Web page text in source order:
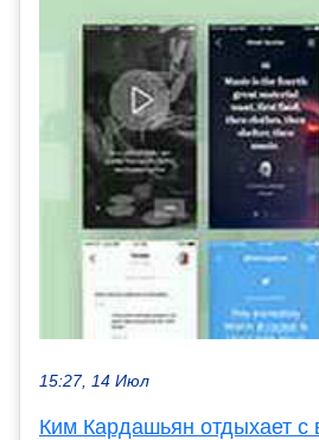
15:27, 14 Июл
Ким Кардашьян отдыхает